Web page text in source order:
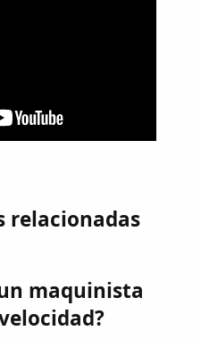
relacionadas
maquinista